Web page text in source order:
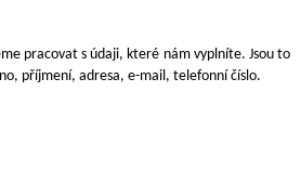
pracovat s údaji, které nám vyplníte. Jsou to
příjmení, adresa, e-mail, telefonní číslo.